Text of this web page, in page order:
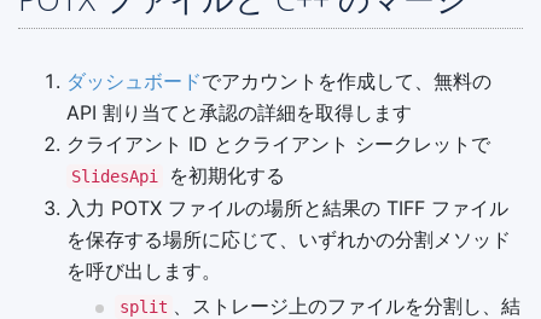
ダッシュボードでアカウントを作成して、無料の
API 割り当てと承認の詳細を取得します
クライアント ID とクライアント シークレットで
SlidesApi
を初期化する
入力 POTX ファイルの場所と結果の TIFF ファイル
を保存する場所に応じて、いずれかの分割メソッド
を呼び出します。
split
、ストレージ上のファイルを分割し、結